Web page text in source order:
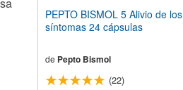
PEPTO BISMOL 5 Alivio de los
síntomas 24 cápsulas
de Pepto Bismol
(22)